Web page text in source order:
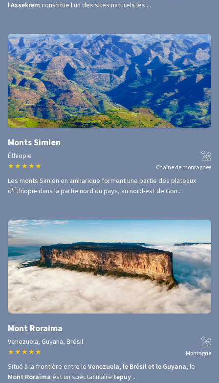
l'Assekrem constitue l'un des sites naturels les ...
Monts Simien
Éthiopie
★ ★ ★ ★ ★ Chaîne de montagnes
Les monts Simien en amharique forment une partie des plateaux
d'Éthiopie dans la partie nord du pays, au nord-est de Gon...
Mont Roraima
Venezuela, Guyana, Brésil
★ ★ ★ ★ ★ Montagne
Situé à la frontière entre le Venezuela, le Brésil et le Guyana, le
Mont Roraima est un spectaculaire tepuy ...